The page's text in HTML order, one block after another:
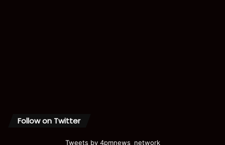
Follow on Twitter
Tweets by 4pmnews_network